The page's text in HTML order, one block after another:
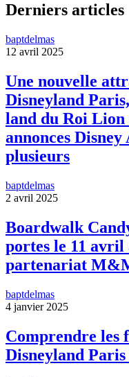
Derniers articles
baptdelmas
12 avril 2025
Une nouvelle
Disneyland
land du Roi Lion
annonces
plusieurs
baptdelmas
2 avril 2025
Boardwalk
portes le 11 avril
partenariat
baptdelmas
4 janvier 2025
Comprendre les
Disneyland Paris